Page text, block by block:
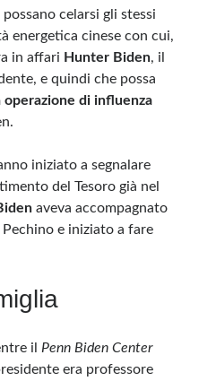
celarsi gli stessi
energetica cinese con cui,
in affari Hunter Biden, il
e quindi che possa
operazione di influenza
iniziato a segnalare
del Tesoro già nel
aveva accompagnato
e iniziato a fare
il Penn Biden Center
era professore